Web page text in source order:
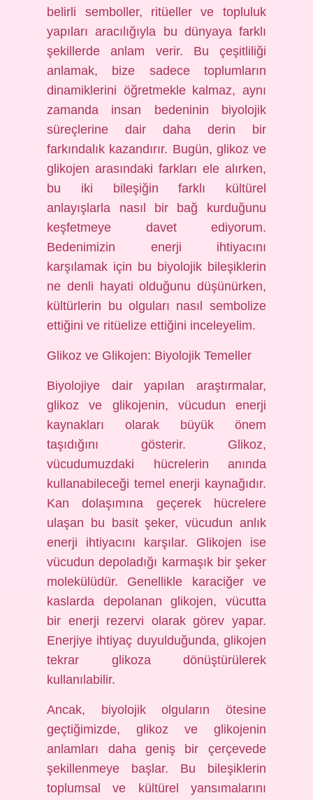
belirli semboller, ritüeller ve topluluk
yapıları aracılığıyla bu dünyaya farklı
şekillerde anlam verir. Bu çeşitliliği
anlamak, bize sadece toplumların
dinamiklerini öğretmekle kalmaz, aynı
zamanda insan bedeninin biyolojik
süreçlerine dair daha derin bir
farkındalık kazandırır. Bugün, glikoz ve
glikojen arasındaki farkları ele alırken,
bu iki bileşiğin farklı kültürel
anlayışlarla nasıl bir bağ kurduğunu
keşfetmeye davet ediyorum.
Bedenimizin enerji ihtiyacını
karşılamak için bu biyolojik bileşiklerin
ne denli hayati olduğunu düşünürken,
kültürlerin bu olguları nasıl sembolize
ettiğini ve ritüelize ettiğini inceleyelim.
Glikoz ve Glikojen: Biyolojik Temeller
Biyolojiye dair yapılan araştırmalar,
glikoz ve glikojenin, vücudun enerji
kaynakları olarak büyük önem
taşıdığını gösterir. Glikoz,
vücudumuzdaki hücrelerin anında
kullanabileceği temel enerji kaynağıdır.
Kan dolaşımına geçerek hücrelere
ulaşan bu basit şeker, vücudun anlık
enerji ihtiyacını karşılar. Glikojen ise
vücudun depoladığı karmaşık bir şeker
molekülüdür. Genellikle karaciğer ve
kaslarda depolanan glikojen, vücutta
bir enerji rezervi olarak görev yapar.
Enerjiye ihtiyaç duyulduğunda, glikojen
tekrar glikoza dönüştürülerek
kullanılabilir.
Ancak, biyolojik olguların ötesine
geçtiğimizde, glikoz ve glikojenin
anlamları daha geniş bir çerçevede
şekillenmeye başlar. Bu bileşiklerin
toplumsal ve kültürel yansımalarını